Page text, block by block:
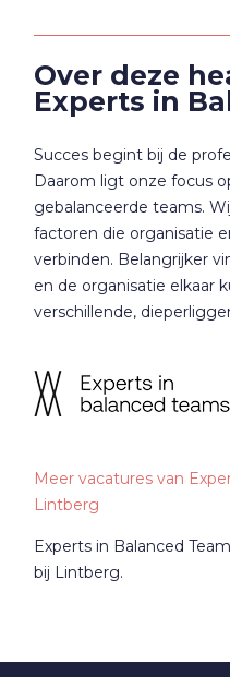
Over deze
Experts in
Succes begint bij de
Daarom ligt onze focus
gebalanceerde teams.
factoren die organisatie
verbinden. Belangrijker
en de organisatie elkaar
verschillende,
Meer vacatures van
Lintberg
Experts in Balanced
bij Lintberg.